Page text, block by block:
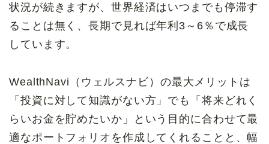
状況が続きますが、世界経済はいつまでも停滞す
ることは無く、長期で見れば年利3～6％で成長
しています。
WealthNavi（ウェルスナビ）の最大メリットは
「投資に対して知識がない方」でも「将来どれく
らいお金を貯めたいか」という目的に合わせて最
適なポートフォリオを作成してくれることと、幅